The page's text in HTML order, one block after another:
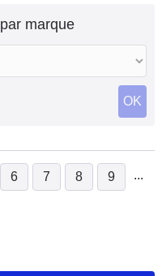
marque
OK
6 7 8 9 ...